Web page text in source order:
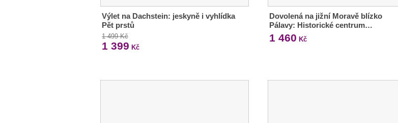
Výlet na Dachstein: jeskyně i vyhlídka
Pět prstů
1 499 Kč
1 399 Kč
Dovolená na jižní Moravě blízko
Pálavy: Historické centrum…
1 460 Kč